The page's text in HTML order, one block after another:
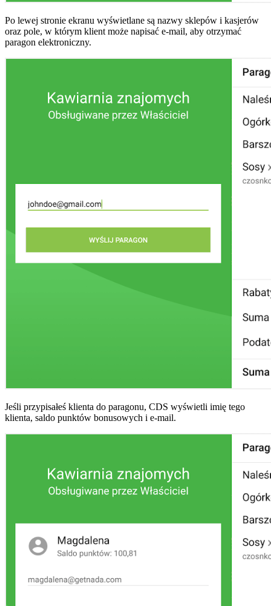
Po lewej stronie ekranu wyświetlane są nazwy sklepów i kasjerów
oraz pole, w którym klient może napisać e-mail, aby otrzymać
paragon elektroniczny.
Jeśli przypisałeś klienta do paragonu, CDS wyświetli imię tego
klienta, saldo punktów bonusowych i e-mail.